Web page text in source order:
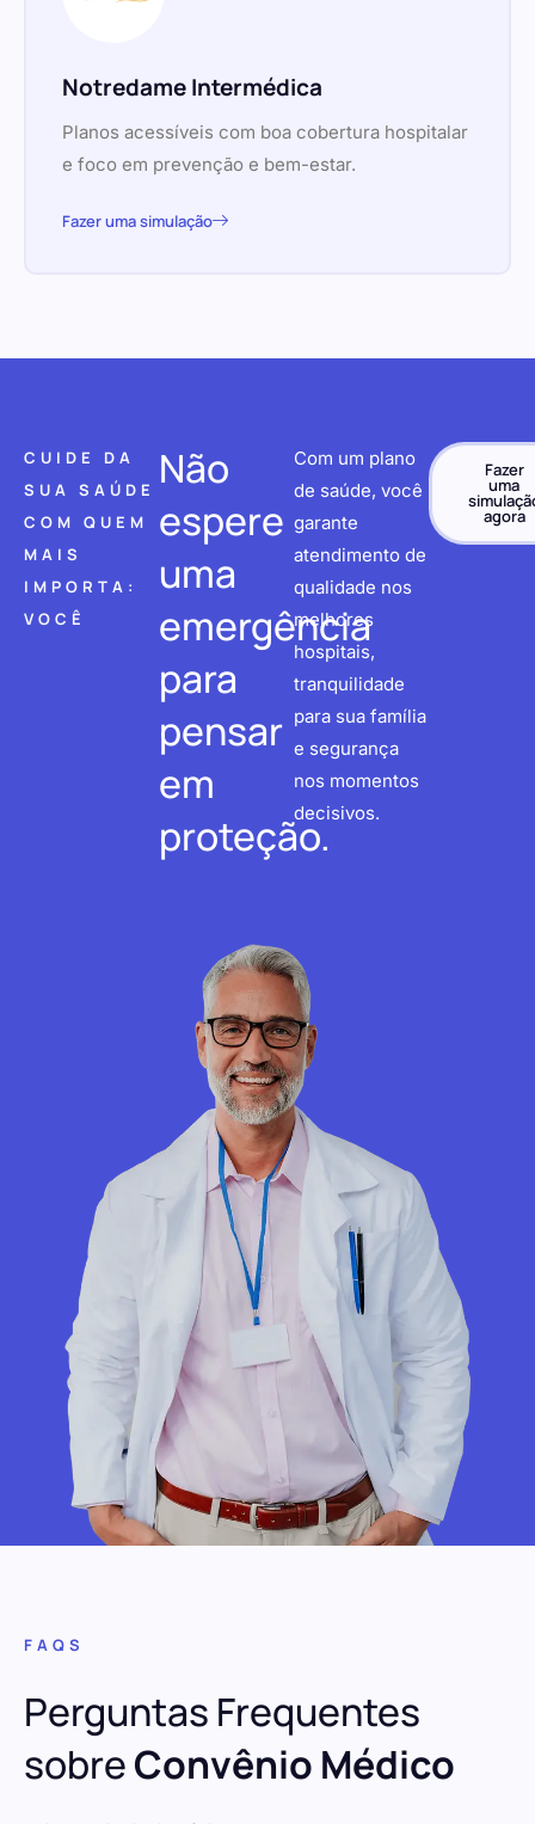
Notredame Intermédica
Planos acessíveis com boa cobertura hospitalar
e foco em prevenção e bem-estar.
Fazer uma simulação
CUIDE DA
SUA SAÚDE
COM QUEM
MAIS
IMPORTA:
VOCÊ
Não
espere
uma
emergência
para
pensar
em
proteção.
Com um plano
de saúde, você
garante
atendimento de
qualidade nos
melhores
hospitais,
tranquilidade
para sua família
e segurança
nos momentos
decisivos.
Fazer
uma
agora
FAQS
Perguntas Frequentes
sobreConvênio Médico